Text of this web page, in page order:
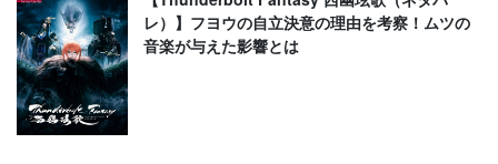
レ）】フヨウの自立決意の理由を考察！ムツの
音楽が与えた影響とは